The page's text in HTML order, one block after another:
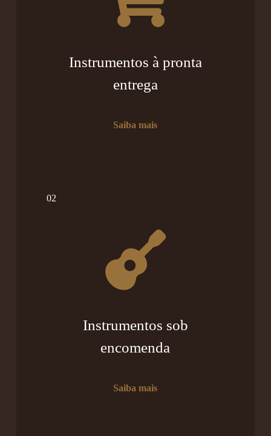
Instrumentos à pronta
entrega
Saiba mais
02
Instrumentos sob
encomenda
Saiba mais